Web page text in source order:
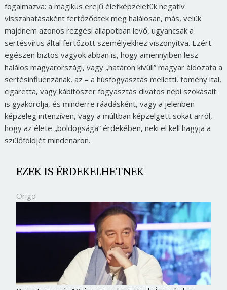
fogalmazva: a mágikus erejű életképzeletük negatív
visszahatásaként fertőződtek meg halálosan, más, velük
majdnem azonos rezgési állapotban levő, ugyancsak a
sertésvírus által fertőzött személyekhez viszonyítva. Ezért
egészen biztos vagyok abban is, hogy amennyiben lesz
halálos magyarországi, vagy „határon kívüli” magyar áldozata a
sertésinfluenzának, az – a húsfogyasztás melletti, tömény ital,
cigaretta, vagy kábítószer fogyasztás divatos népi szokásait
is gyakorolja, és minderre ráadásként, vagy a jelenben
képzeleg intenzíven, vagy a múltban képzelgett sokat arról,
hogy az élete „boldogsága” érdekében, neki el kell hagyja a
szülőföldjét mindenáron.
EZEK IS ÉRDEKELHETNEK
Origo